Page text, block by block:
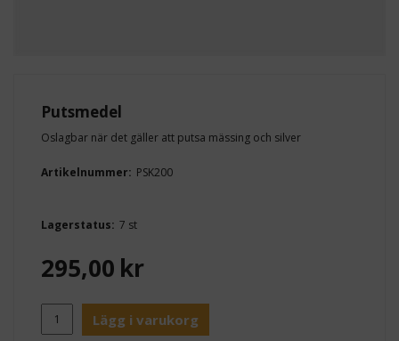
Putsmedel
Oslagbar när det gäller att putsa mässing och silver
Artikelnummer: PSK200
Lagerstatus: 7 st
295,00 kr
Lägg i varukorg